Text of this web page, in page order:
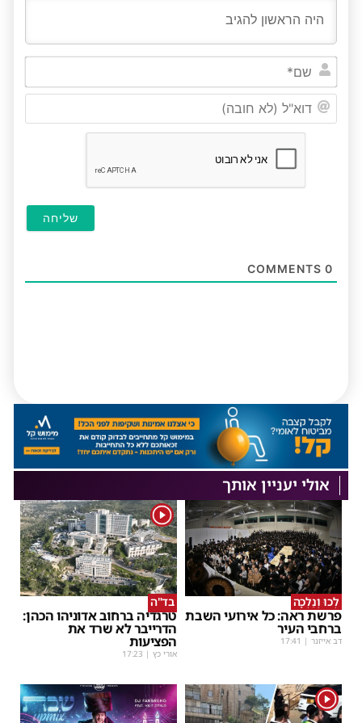
0
אולי יעניין אותך
לְכוּ וְנֵלְכָה
פרשת ראה: כל אירועי השבת
ברחבי העיר
דב אייזנר |
17:41
1
בד"ה
טרגדיה ברחוב אדוניהו הכהן:
הדרייבר לא שרד את
הפציעות
אורי כץ |
17:23
1